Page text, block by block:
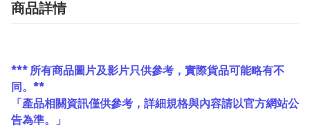
商品詳情
*** 所有商品圖片及影片只供參考，實際貨品可能略有不
同。**
「產品相關資訊僅供參考，詳細規格與內容請以官方網站公
告為準。」